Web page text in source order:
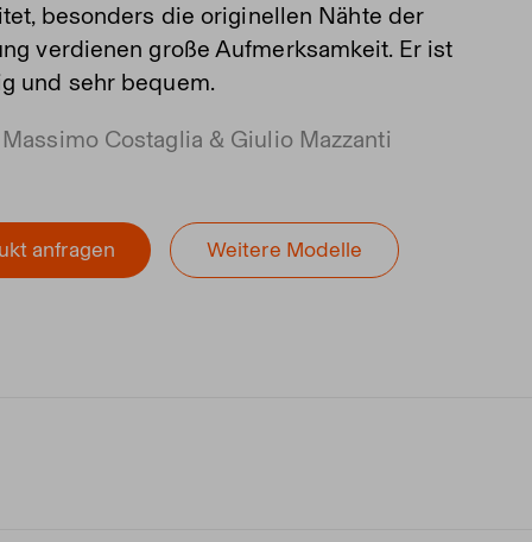
besonders die originellen Nähte der
verdienen große Aufmerksamkeit. Er ist
und sehr bequem.
Costaglia & Giulio Mazzanti
anfragen Weitere Modelle